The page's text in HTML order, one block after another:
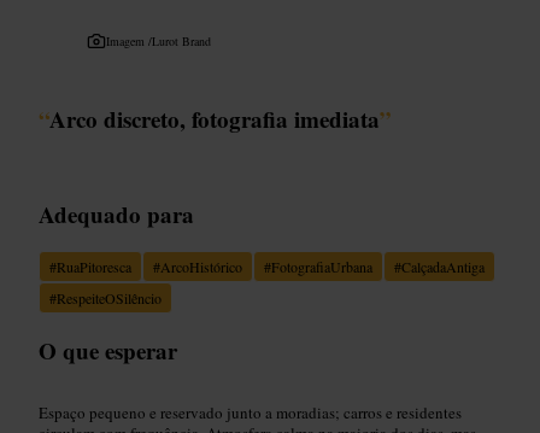
Imagem /Lurot Brand
“Arco discreto, fotografia imediata”
Adequado para
#RuaPitoresca #ArcoHistórico #FotografiaUrbana #CalçadaAntiga
#RespeiteOSilêncio
O que esperar
Espaço pequeno e reservado junto a moradias; carros e residentes